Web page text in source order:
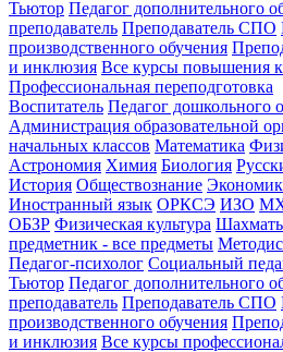
Тьютор Педагог дополнительного
преподаватель Преподаватель СПО
производственного обучения
и инклюзия Все курсы повышения
Профессиональная переподготовка
Воспитатель Педагог дошкольного
Администрация образовательной
начальных классов Математика
Астрономия Химия Биология
История Обществознание
Иностранный язык ОРКСЭ ИЗО
ОБЗР Физическая культура
предметник - все предметы
Педагог-психолог Социальный
Тьютор Педагог дополнительного
преподаватель Преподаватель СПО
производственного обучения
и инклюзия Все курсы